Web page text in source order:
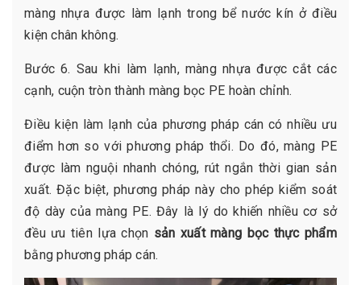
màng nhựa được làm lạnh trong bể nước kín ở điều
kiện chân không.
Bước 6. Sau khi làm lạnh, màng nhựa được cắt các
cạnh, cuộn tròn thành màng bọc PE hoàn chỉnh.
Điều kiện làm lạnh của phương pháp cán có nhiều ưu
điểm hơn so với phương pháp thổi. Do đó, màng PE
được làm nguội nhanh chóng, rút ngắn thời gian sản
xuất. Đặc biệt, phương pháp này cho phép kiểm soát
độ dày của màng PE. Đây là lý do khiến nhiều cơ sở
đều ưu tiên lựa chọn sản xuất màng bọc thực phẩm
bằng phương pháp cán.